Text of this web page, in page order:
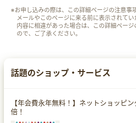
※お申し込みの際は、この詳細ページの注意事
メールやこのページに来る前に表示されて
内容に相違があった場合は、この詳細ペー
ので、ご了承ください。
話題のショップ・サービス
【年会費永年無料！】ネットショッピ
倍！